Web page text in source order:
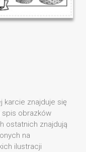
karcie znajduje się
spis obrazków
ostatnich znajdują
na
ilustracji